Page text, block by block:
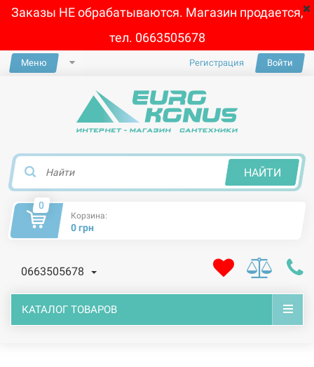
Заказы НЕ обрабатываются. Магазин продается,
тел. 0663505678
Меню Регистрация Войти
НАЙТИ
0
Корзина:
0 грн
0663505678
КАТАЛОГ ТОВАРОВ